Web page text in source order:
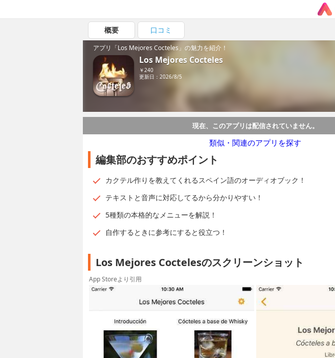
概要 口コミ
アプリ「Los Mejores Cocteles」の魅力を紹介！
Los Mejores Cocteles
￥240
更新日：2026/8/5
現在、このアプリは配信されていません。
類似・関連のアプリを探す
編集部のおすすめポイント
カクテル作りを教えてくれるスペイン語のオーディオブック！
テキストと音声に対応してるから分かりやすい！
5種類の本格的なメニューを解説！
自作するときに参考にすると役立つ！
Los Mejores Coctelesのスクリーンショット
App Storeより引用